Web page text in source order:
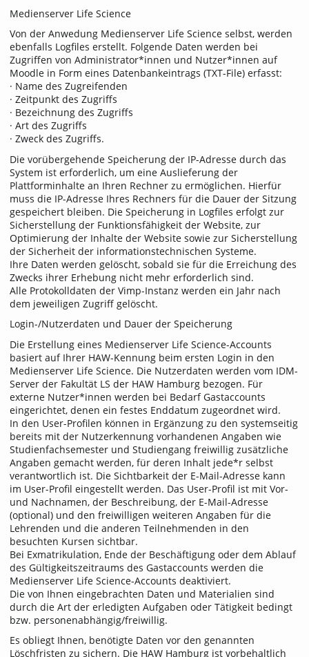
Medienserver Life Science
Von der Anwedung Medienserver Life Science selbst, werden
ebenfalls Logfiles erstellt. Folgende Daten werden bei
Zugriffen von Administrator*innen und Nutzer*innen auf
Moodle in Form eines Datenbankeintrags (TXT-File) erfasst:
· Name des Zugreifenden
· Zeitpunkt des Zugriffs
· Bezeichnung des Zugriffs
· Art des Zugriffs
· Zweck des Zugriffs.
Die vorübergehende Speicherung der IP-Adresse durch das
System ist erforderlich, um eine Auslieferung der
Plattforminhalte an Ihren Rechner zu ermöglichen. Hierfür
muss die IP-Adresse Ihres Rechners für die Dauer der Sitzung
gespeichert bleiben. Die Speicherung in Logfiles erfolgt zur
Sicherstellung der Funktionsfähigkeit der Website, zur
Optimierung der Inhalte der Website sowie zur Sicherstellung
der Sicherheit der informationstechnischen Systeme.
Ihre Daten werden gelöscht, sobald sie für die Erreichung des
Zwecks ihrer Erhebung nicht mehr erforderlich sind.
Alle Protokolldaten der Vimp-Instanz werden ein Jahr nach
dem jeweiligen Zugriff gelöscht.
Login-/Nutzerdaten und Dauer der Speicherung
Die Erstellung eines Medienserver Life Science-Accounts
basiert auf Ihrer HAW-Kennung beim ersten Login in den
Medienserver Life Science. Die Nutzerdaten werden vom IDM-
Server der Fakultät LS der HAW Hamburg bezogen. Für
externe Nutzer*innen werden bei Bedarf Gastaccounts
eingerichtet, denen ein festes Enddatum zugeordnet wird.
In den User-Profilen können in Ergänzung zu den systemseitig
bereits mit der Nutzerkennung vorhandenen Angaben wie
Studienfachsemester und Studiengang freiwillig zusätzliche
Angaben gemacht werden, für deren Inhalt jede*r selbst
verantwortlich ist. Die Sichtbarkeit der E-Mail-Adresse kann
im User-Profil eingestellt werden. Das User-Profil ist mit Vor-
und Nachnamen, der Beschreibung, der E-Mail-Adresse
(optional) und den freiwilligen weiteren Angaben für die
Lehrenden und die anderen Teilnehmenden in den
besuchten Kursen sichtbar.
Bei Exmatrikulation, Ende der Beschäftigung oder dem Ablauf
des Gültigkeitszeitraums des Gastaccounts werden die
Medienserver Life Science-Accounts deaktiviert.
Die von Ihnen eingebrachten Daten und Materialien sind
durch die Art der erledigten Aufgaben oder Tätigkeit bedingt
bzw. personenabhängig/freiwillig.
Es obliegt Ihnen, benötigte Daten vor den genannten
Löschfristen zu sichern. Die HAW Hamburg ist vorbehaltlich